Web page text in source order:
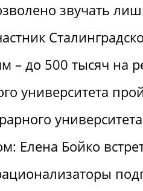
звучать
– до 500 тысяч на
университета
Елена Бойко